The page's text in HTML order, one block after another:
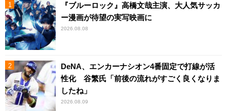
『ブルーロック』高橋文哉主演、大人気サッカ
ー漫画が待望の実写映画に
2026.08.08
DeNA、エンカーナシオン4番固定で打線が活
性化 谷繁氏「前後の流れがすごく良くなりま
したね」
2026.08.09